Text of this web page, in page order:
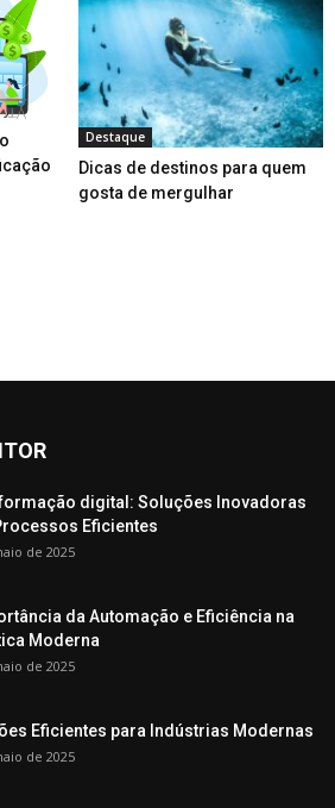
Destaque
Dicas de destinos para quem
gosta de mergulhar
digital: Soluções Inovadoras
Eficientes
de 2025
da Automação e Eficiência na
Moderna
de 2025
Eficientes para Indústrias Modernas
de 2025